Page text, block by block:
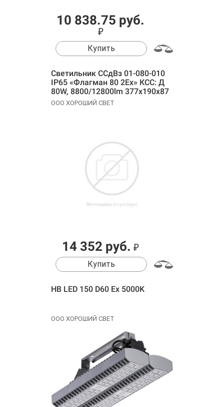
10 838.75 руб.
₽
Купить
Cветильник ССдВз 01-080-010
IP65 «Флагман 80 2Ех» КСС: Д
80W, 8800/12800lm 377х190х87
ООО ХОРОШИЙ СВЕТ
14 352 руб. ₽
Купить
HB LED 150 D60 Ex 5000K
ООО ХОРОШИЙ СВЕТ